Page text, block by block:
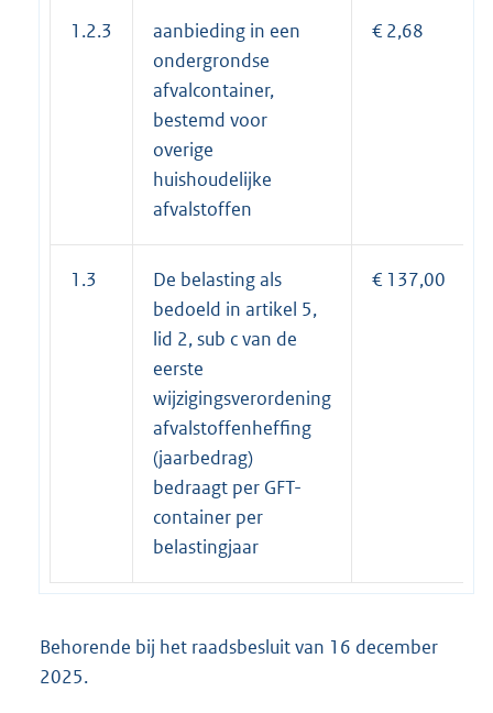
1.2.3
aanbieding in een
ondergrondse
afvalcontainer,
bestemd voor
overige
huishoudelijke
afvalstoffen
€ 2,68
1.3
De belasting als
bedoeld in artikel 5,
lid 2, sub c van de
eerste
wijzigingsverordening
afvalstoffenheffing
(jaarbedrag)
bedraagt per GFT-
container per
belastingjaar
€ 137,00
Behorende bij het raadsbesluit van 16 december
2025.